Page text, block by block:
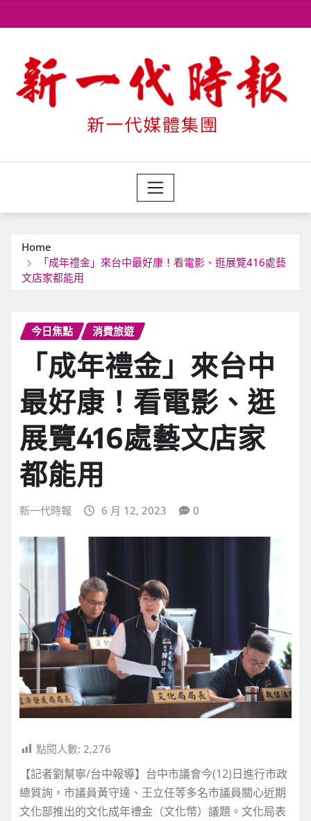
to
Home
「成年禮金」來台中最好康！看電影、逛展覽416處藝
文店家都能用
今日焦點 消費旅遊
「成年禮金」來台中
最好康！看電影、逛
展覽416處藝文店家
都能用
新一代時報 6 月 12, 2023 0
點閱人數: 2,276
【記者劉幫寧/台中報導】台中市議會今(12)日進行市政
總質詢，市議員黃守達、王立任等多名市議員關心近期
文化部推出的文化成年禮金（文化幣）議題。文化局表